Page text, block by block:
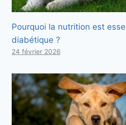
Pourquoi la nutrition est
diabétique ?
24 février 2026